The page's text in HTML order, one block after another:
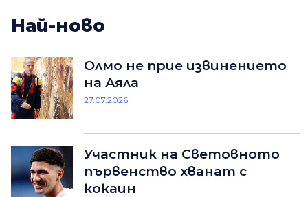
Най-ново
Олмо не прие извинението
на Аяла
27.07.2026
Участник на Световното
първенство хванат с
кокаин